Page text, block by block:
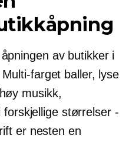
av butikker i
Multi-farget baller, lyse
musikk,
størrelser -
er nesten en